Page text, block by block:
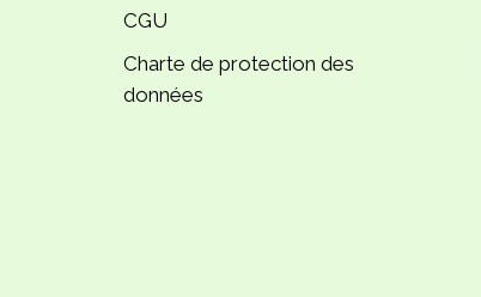
CGU
Charte de protection des
données